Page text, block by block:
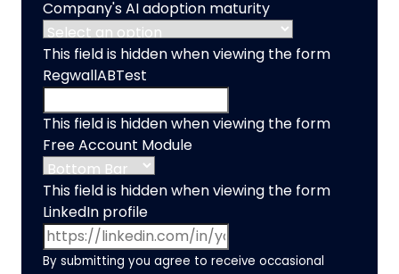
Company's AI adoption maturity
This field is hidden when viewing the form
RegwallABTest
This field is hidden when viewing the form
Free Account Module
This field is hidden when viewing the form
LinkedIn profile
By submitting you agree to receive occasional